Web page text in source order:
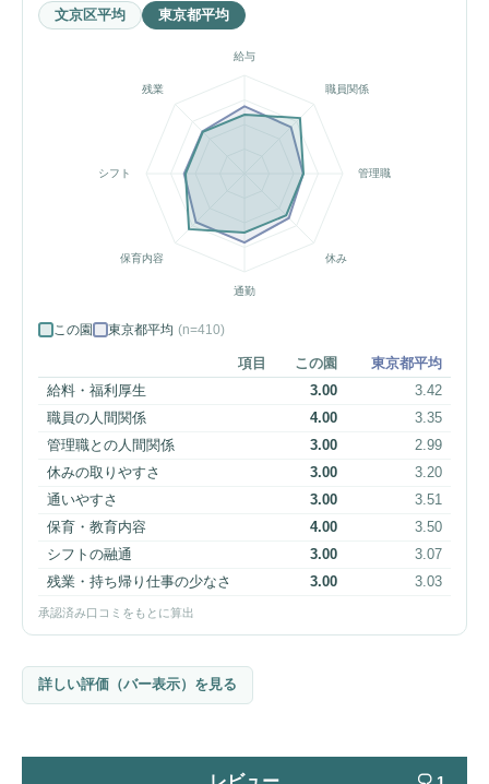
文京区平均 東京都平均
給与
職員関係
管理職
休み
通勤
保育内容
シフト
残業
この園 東京都平均 (n=410)
項目 この園
東京都平均
給料・福利厚生
3.00
3.42
職員の人間関係
4.00
3.35
管理職との人間関係
3.00
2.99
休みの取りやすさ
3.00
3.20
通いやすさ
3.00
3.51
保育・教育内容
4.00
3.50
シフトの融通
3.00
3.07
残業・持ち帰り仕事の少なさ
3.00 3.03
承認済み口コミをもとに算出
詳しい評価（バー表示）を見る
